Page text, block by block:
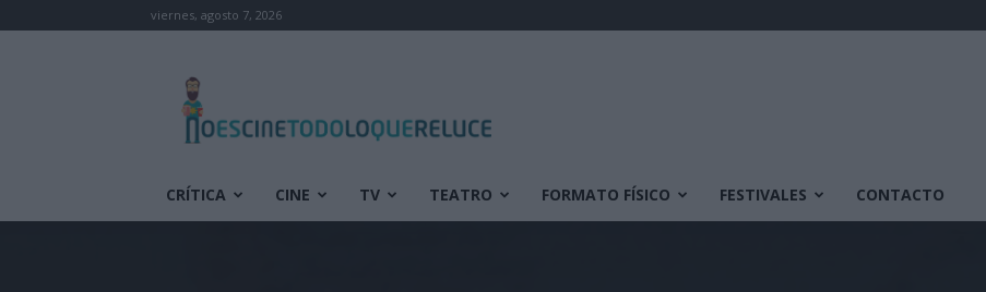
viernes, agosto 7, 2026
cine
todo
que
CRÍTICA CINE TV TEATRO FORMATO FÍSICO FESTIVALES CONTACTO